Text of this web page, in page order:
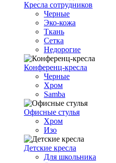
Кресла сотрудников
Черные
Эко-кожа
Ткань
Сетка
Недорогие
Конференц-кресла
Черные
Хром
Samba
Офисные стулья
Хром
Изо
Детские кресла
Для школьника